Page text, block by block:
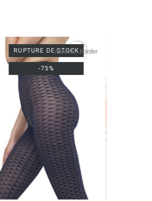
RUPTURE DE STOCK
-75%
favorite_border